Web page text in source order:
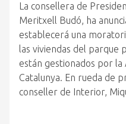
La consellera de
Meritxell Budó, ha
establecerá una
las viviendas del parque
están gestionados por la
Catalunya. En rueda de
conseller de Interior,